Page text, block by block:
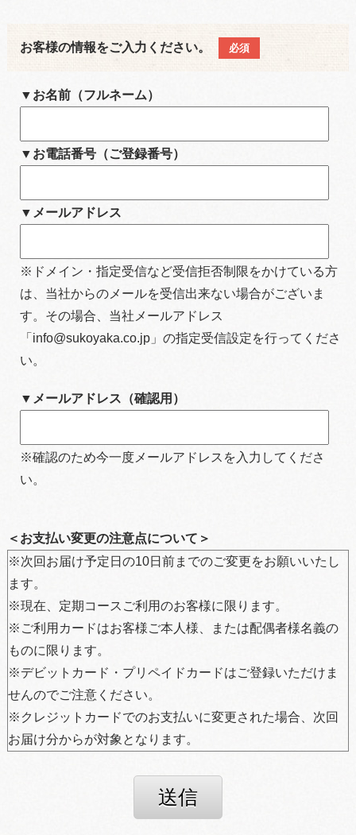
お客様の情報をご入力ください。 必須
▼お名前（フルネーム）
▼お電話番号（ご登録番号）
▼メールアドレス
※ドメイン・指定受信など受信拒否制限をかけている方
は、当社からのメールを受信出来ない場合がございま
す。その場合、当社メールアドレス
「info@sukoyaka.co.jp」の指定受信設定を行ってくださ
い。
▼メールアドレス（確認用）
※確認のため今一度メールアドレスを入力してくださ
い。
＜お支払い変更の注意点について＞
※次回お届け予定日の10日前までのご変更をお願いいたし
ます。
※現在、定期コースご利用のお客様に限ります。
※ご利用カードはお客様ご本人様、または配偶者様名義の
ものに限ります。
※デビットカード・プリペイドカードはご登録いただけま
せんのでご注意ください。
※クレジットカードでのお支払いに変更された場合、次回
お届け分からが対象となります。